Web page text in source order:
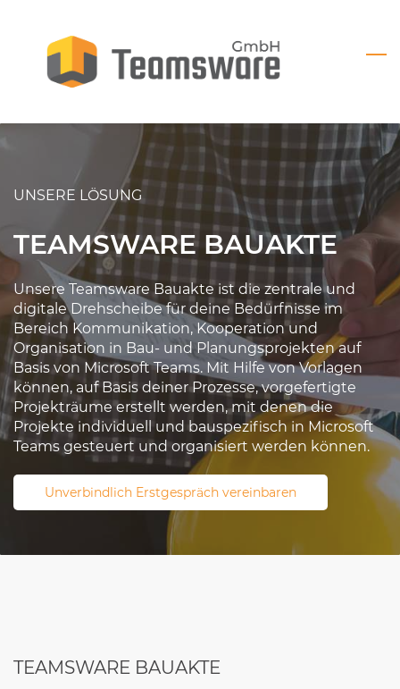
UNSERE LÖSUNG
TEAMSWARE BAUAKTE
Unsere Teamsware Bauakte ist die zentrale und
digitale Drehscheibe für deine Bedürfnisse im
Bereich Kommunikation, Kooperation und
Organisation in Bau- und Planungsprojekten auf
Basis von Microsoft Teams. Mit Hilfe von Vorlagen
können, auf Basis deiner Prozesse, vorgefertigte
Projekträume erstellt werden, mit denen die
Projekte individuell und bauspezifisch in Microsoft
Teams gesteuert und organisiert werden können.
Unverbindlich Erstgespräch vereinbaren
TEAMSWARE BAUAKTE